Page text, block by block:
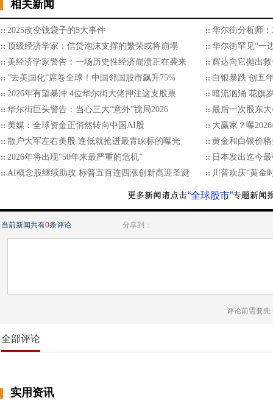
相关新闻
2025改变钱袋子的5大事件
华尔街分析师
顶级经济学家：信贷泡沫支撑的繁荣或将崩塌
华尔街罕见“一
美经济学家警告：一场历史性经济崩溃正在袭来
辉达向它抛出
“去美国化”席卷全球！中国邻国股市飙升75%
白银暴跌 创五
2026年有望暴冲 4位华尔街大佬押注这支股票
暗流汹涌 花旗
华尔街巨头警告：当心三大“意外”搅局2026
最后一次股东
美媒：全球资金正悄然转向中国AI股
大赢家？曝
散户大军左右美股 逢低就抢进最青睐标的曝光
黄金和白银价
2026年将出现“50年来最严重的危机”
日本发出迄今
AI概念股继续助攻 标普五百连四涨创新高迎圣诞
川普欢庆“黄金
“全球股市”
当前新闻共有0条评论 分享到：
评论前需要先
全部评论
实用资讯